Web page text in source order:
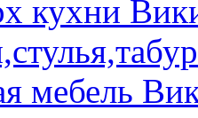
кухни
мебель